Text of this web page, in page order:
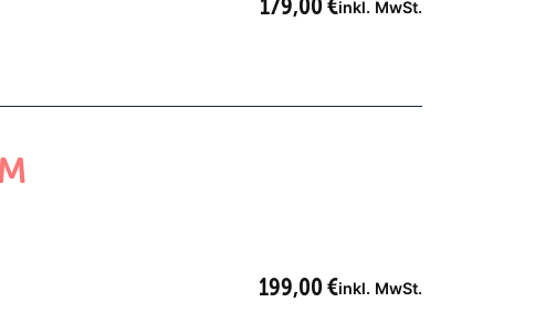
179,00 €inkl. MwSt.
199,00 €inkl. MwSt.